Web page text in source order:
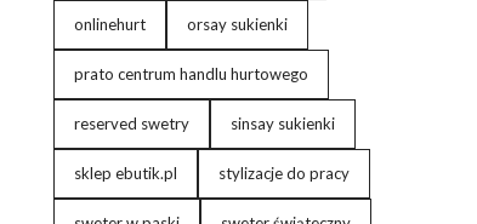
onlinehurt orsay sukienki
prato centrum handlu hurtowego
reserved swetry sinsay sukienki
sklep ebutik.pl stylizacje do pracy